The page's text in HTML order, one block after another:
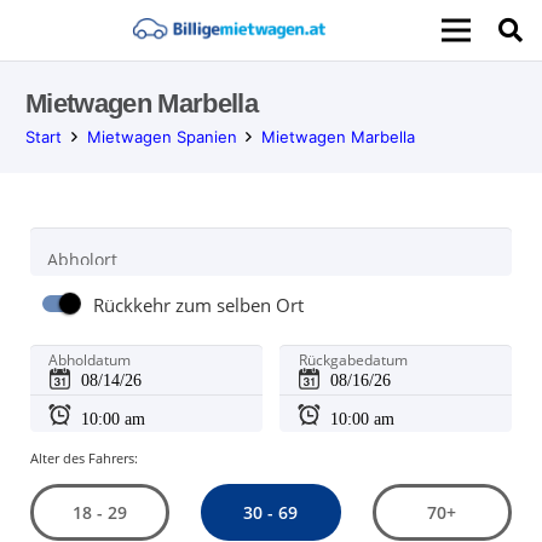
Mietwagen Marbella
Start Mietwagen Spanien Mietwagen Marbella
Abholort
Rückkehr zum selben Ort
Abholdatum Rückgabedatum
Alter des Fahrers:
18 - 29 30 - 69 70+